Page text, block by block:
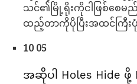
သင်၏မြို့ရိုးကိုငါဖြစ်စေမ
ထည့်တာကိုပိုပြီးအထင်ကြီ
10 05
အဆိုပါ Holes Hide ဖို့